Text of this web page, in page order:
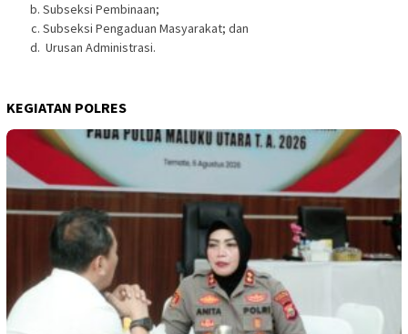
Subseksi Pembinaan;
Subseksi Pengaduan Masyarakat; dan
Urusan Administrasi.
KEGIATAN POLRES